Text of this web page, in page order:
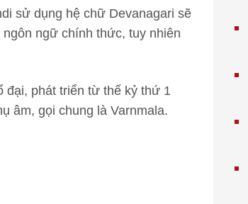
sử dụng hệ chữ Devanagari sẽ
ngữ chính thức, tuy nhiên
đại, phát triển từ thế kỷ thứ 1
âm, gọi chung là Varnmala.